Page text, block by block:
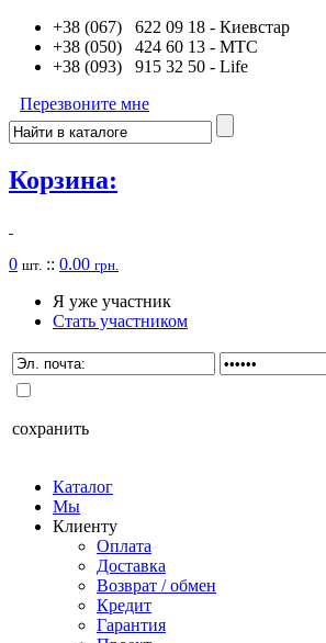
+38 (067) 622 09 18 - Киевстар
+38 (050) 424 60 13 - MTC
+38 (093) 915 32 50 - Life
Перезвоните мне
Корзина:
0 шт. :: 0.00 грн.
Я уже участник
Стать участником
сохранить
Каталог
Мы
Клиенту
Оплата
Доставка
Возврат / обмен
Кредит
Гарантия